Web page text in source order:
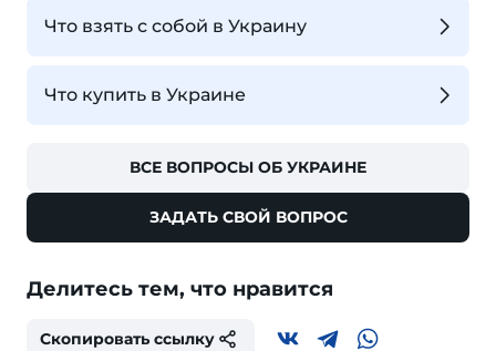
Что взять с собой в Украину
Что купить в Украине
ВСЕ ВОПРОСЫ ОБ УКРАИНЕ
ЗАДАТЬ СВОЙ ВОПРОС
Делитесь тем, что нравится
Скопировать ссылку